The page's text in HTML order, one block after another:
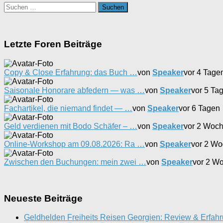
Suchen
nach:
Letzte Foren Beiträge
Copy & Close Erfahrung: das Buch …von Speakervor 4
Saisonale Honorare abfedern — was …von Speakervor 5
Fachartikel, die niemand findet — …von Speakervor 6 Tagen
Geld verdienen mit Bodo Schäfer – …von Speakervor 2
Online-Workshop am 09.08.2026: Ra …von Speakervor 2
Zwischen den Buchungen: mein zwei …von Speakervor 2
Neueste Beiträge
Geldhelden Freiheits Reisen Georgien: Review &